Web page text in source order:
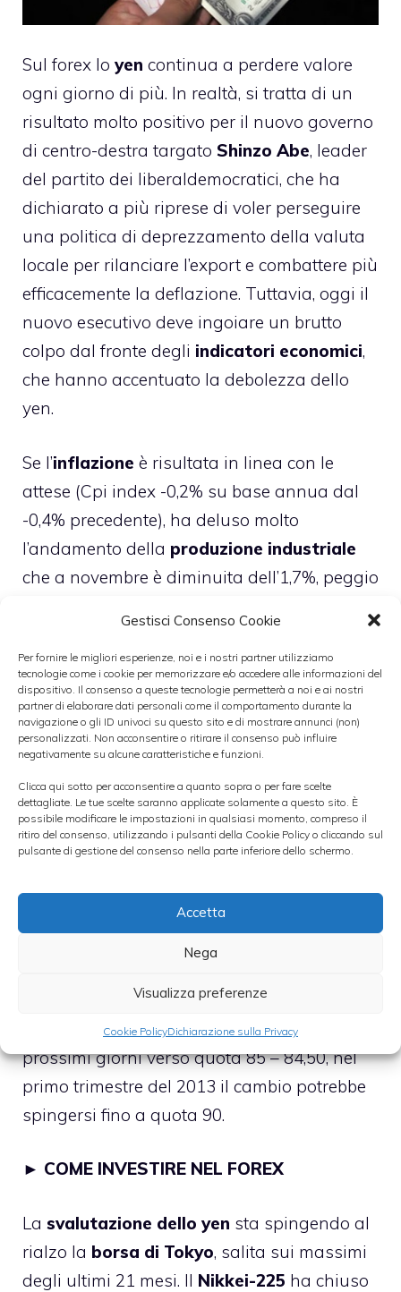
Gestisci Consenso Cookie
Per fornire le migliori esperienze, noi e i nostri partner utilizziamo
tecnologie come i cookie per memorizzare e/o accedere alle informazioni del
dispositivo. Il consenso a queste tecnologie permetterà a noi e ai nostri
partner di elaborare dati personali come il comportamento durante la
navigazione o gli ID univoci su questo sito e di mostrare annunci (non)
personalizzati. Non acconsentire o ritirare il consenso può influire
negativamente su alcune caratteristiche e funzioni.
Clicca qui sotto per acconsentire a quanto sopra o per fare scelte
dettagliate. Le tue scelte saranno applicate solamente a questo sito. È
possibile modificare le impostazioni in qualsiasi momento, compreso il
ritiro del consenso, utilizzando i pulsanti della Cookie Policy o cliccando sul
pulsante di gestione del consenso nella parte inferiore dello schermo.
Accetta
Nega
Visualizza preferenze
Cookie PolicyDichiarazione sulla Privacy
Sul forex lo yen continua a perdere valore
ogni giorno di più. In realtà, si tratta di un
risultato molto positivo per il nuovo governo
di centro-destra targato Shinzo Abe, leader
del partito dei liberaldemocratici, che ha
dichiarato a più riprese di voler perseguire
una politica di deprezzamento della valuta
locale per rilanciare l’export e combattere più
efficacemente la deflazione. Tuttavia, oggi il
nuovo esecutivo deve ingoiare un brutto
colpo dal fronte degli indicatori economici,
che hanno accentuato la debolezza dello
yen.
Se l’inflazione è risultata in linea con le
attese (Cpi index -0,2% su base annua dal
-0,4% precedente), ha deluso molto
l’andamento della produzione industriale
che a novembre è diminuita dell’1,7%, peggio
nipponico a 45 punti dai 46,5 punti del mese
precedente. Iltasso di disoccupazione è
calato al 4,1% dal 4,2%, mentre delude il
dato sulsettore immobiliare.
►COME INVESTIRE SUL FOREX NEL 2013
Sul forex il tasso di cambiodollaro/yenè
86,63, avvicinandosi così anche alla soglia
di 87. Dai minimi di area 77,10 di metà
salito del 12,3%. A questo punto, sebbene sia
probabile una correzione fisiologica nei
prossimi giorni verso quota 85 – 84,50, nel
primo trimestre del 2013 il cambio potrebbe
spingersi fino a quota 90.
► COME INVESTIRE NEL FOREX
La svalutazione dello yen sta spingendo al
rialzo la borsa di Tokyo, salita sui massimi
degli ultimi 21 mesi. Il Nikkei-225 ha chiuso